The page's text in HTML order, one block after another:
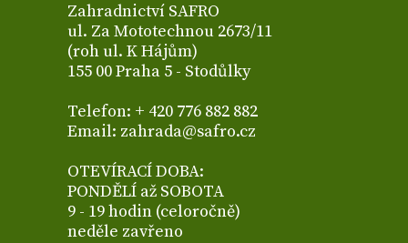
Zahradnictví SAFRO
ul. Za Mototechnou 2673/11
(roh ul. K Hájům)
155 00 Praha 5 - Stodůlky
Telefon: + 420 776 882 882
Email: zahrada@safro.cz
OTEVÍRACÍ DOBA:
PONDĚLÍ až SOBOTA
9 - 19 hodin (celoročně)
neděle zavřeno